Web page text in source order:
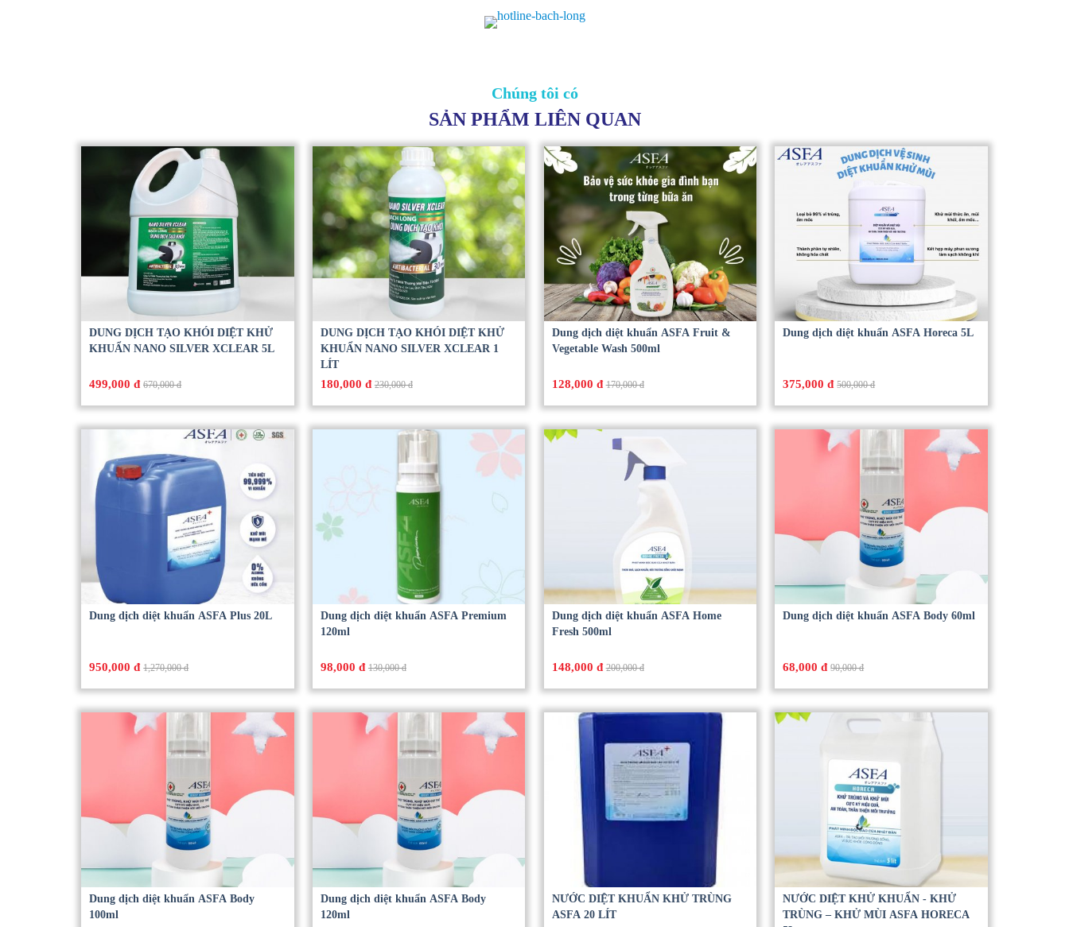
Chúng tôi có
SẢN PHẨM LIÊN QUAN
DUNG DỊCH TẠO KHÓI DIỆT KHỬ
KHUẨN NANO SILVER XCLEAR 5L
499,000 đ 670,000 đ
DUNG DỊCH TẠO KHÓI DIỆT KHỬ
KHUẨN NANO SILVER XCLEAR 1
LÍT
180,000 đ 230,000 đ
Dung dịch diệt khuẩn ASFA Fruit &
Vegetable Wash 500ml
128,000 đ 170,000 đ
Dung dịch diệt khuẩn ASFA Horeca 5L
375,000 đ 500,000 đ
Dung dịch diệt khuẩn ASFA Plus 20L
950,000 đ 1,270,000 đ
Dung dịch diệt khuẩn ASFA Premium
120ml
98,000 đ 130,000 đ
Dung dịch diệt khuẩn ASFA Home
Fresh 500ml
148,000 đ 200,000 đ
Dung dịch diệt khuẩn ASFA Body 60ml
68,000 đ 90,000 đ
Dung dịch diệt khuẩn ASFA Body
100ml
Dung dịch diệt khuẩn ASFA Body
120ml
NƯỚC DIỆT KHUẨN KHỬ TRÙNG
ASFA 20 LÍT
NƯỚC DIỆT KHỬ KHUẨN - KHỬ
TRÙNG – KHỬ MÙI ASFA HORECA